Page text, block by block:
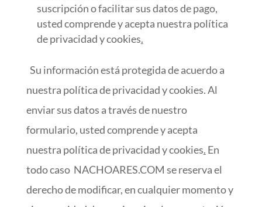
suscripción o facilitar sus datos de pago,
usted comprende y acepta nuestra política
de privacidad y cookies.
Su información está protegida de acuerdo a
nuestra política de privacidad y cookies. Al
enviar sus datos a través de nuestro
formulario, usted comprende y acepta
nuestra política de privacidad y cookies. En
todo caso NACHOARES.COM se reserva el
derecho de modificar, en cualquier momento y